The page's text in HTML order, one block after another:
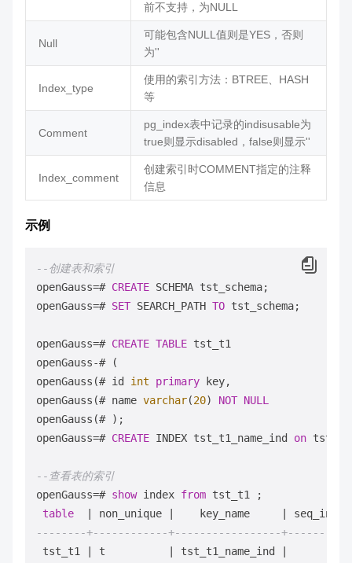
前不支持，为NULL
Null
可能包含NULL值则是YES，否则
为''
Index_type
使用的索引方法：BTREE、HASH
等
Comment
pg_index表中记录的indisusable为
true则显示disabled，false则显示''
Index_comment
创建索引时COMMENT指定的注释
信息
示例
--创建表和索引
openGauss=# CREATE SCHEMA tst_schema;
openGauss=# SET SEARCH_PATH TO tst_schema;
openGauss=# CREATE TABLE tst_t1
openGauss-# (
openGauss(# id int primary key,
openGauss(# name varchar(20) NOT NULL
openGauss(# );
openGauss=# CREATE INDEX tst_t1_name_ind on
--查看表的索引
openGauss=# show index from tst_t1 ;
table
non_unique
    key_name
--------+------------+-----------------
tst_t1
t tst_t1_name_ind